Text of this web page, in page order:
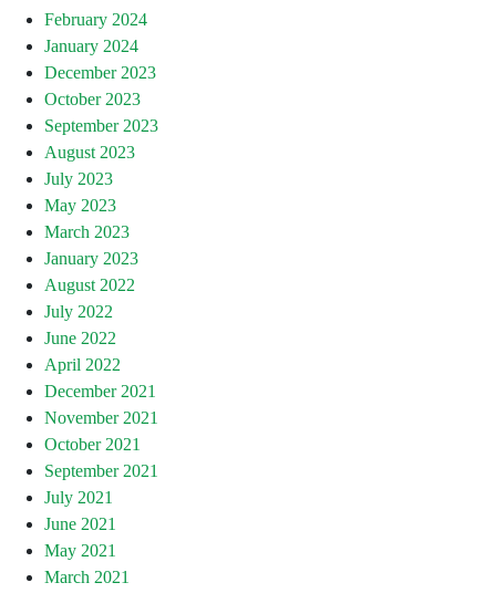
February 2024
January 2024
December 2023
October 2023
September 2023
August 2023
July 2023
May 2023
March 2023
January 2023
August 2022
July 2022
June 2022
April 2022
December 2021
November 2021
October 2021
September 2021
July 2021
June 2021
May 2021
March 2021